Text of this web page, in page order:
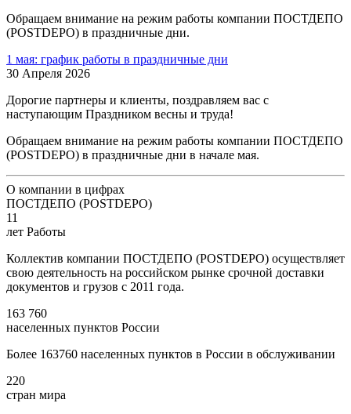
Обращаем внимание на режим работы компании ПОСТДЕПО
(POSTDEPO) в праздничные дни.
1 мая: график работы в праздничные дни
30 Апреля 2026
Дорогие партнеры и клиенты, поздравляем вас с
наступающим Праздником весны и труда!
Обращаем внимание на режим работы компании ПОСТДЕПО
(POSTDEPO) в праздничные дни в начале мая.
О компании в цифрах
ПОСТДЕПО (POSTDEPO)
11
лет Работы
Коллектив компании ПОСТДЕПО (POSTDEPO) осуществляет
свою деятельность на российском рынке срочной доставки
документов и грузов с 2011 года.
163 760
населенных пунктов России
Более 163760 населенных пунктов в России в обслуживании
220
стран мира